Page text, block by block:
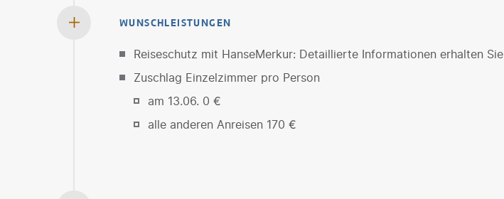
WUNSCHLEISTUNGEN
Reiseschutz mit HanseMerkur: Detaillierte Informationen erhalten Sie
Zuschlag Einzelzimmer pro Person
am 13.06. 0 €
alle anderen Anreisen 170 €